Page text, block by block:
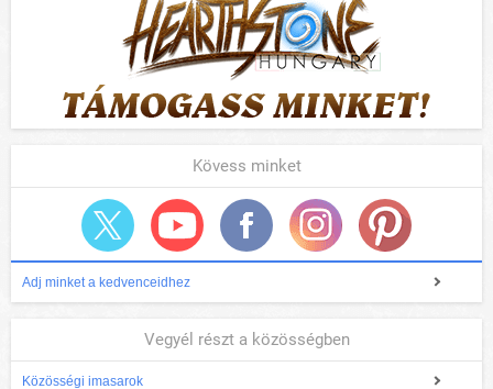
Kövess minket
Adj minket a kedvenceidhez
Vegyél részt a közösségben
Közösségi imasarok